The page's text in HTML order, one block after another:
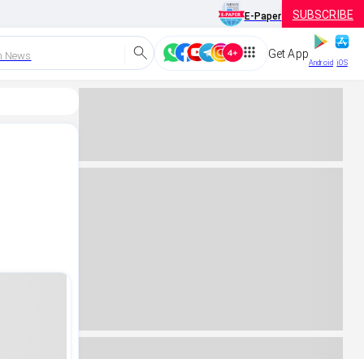
E-Paper SUBSCRIBE
News Get App
Android iOS